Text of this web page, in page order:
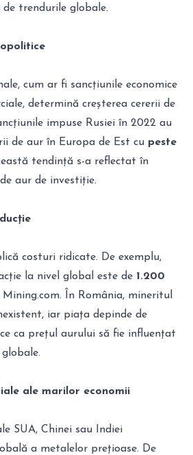
trendurile globale.
cum ar fi sancțiunile economice
determină creșterea cererii de
impuse Rusiei în 2022 au
de aur în Europa de Est cu peste
tendință s-a reflectat în
aur de investiție.
costuri ridicate. De exemplu,
la nivel global este de 1.200
În România, mineritul
iar piața depinde de
ca prețul aurului să fie influențat
ale marilor economii
SUA, Chinei sau Indiei
a metalelor prețioase. De